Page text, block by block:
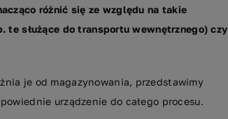
różnić się ze względu na takie
te służące do transportu wewnętrznego) czy
je od magazynowania, przedstawimy
urządzenie do całego procesu.